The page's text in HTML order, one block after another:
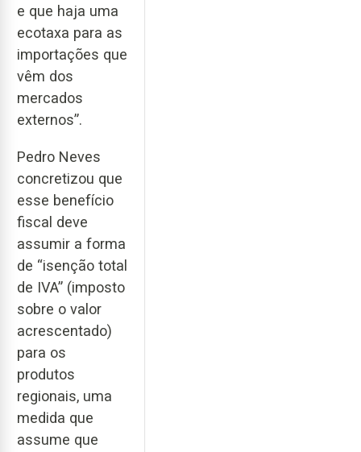
e que haja uma
ecotaxa para as
importações que
vêm dos
mercados
externos”.
Pedro Neves
concretizou que
esse benefício
fiscal deve
assumir a forma
de “isenção total
de IVA” (imposto
sobre o valor
acrescentado)
para os
produtos
regionais, uma
medida que
assume que